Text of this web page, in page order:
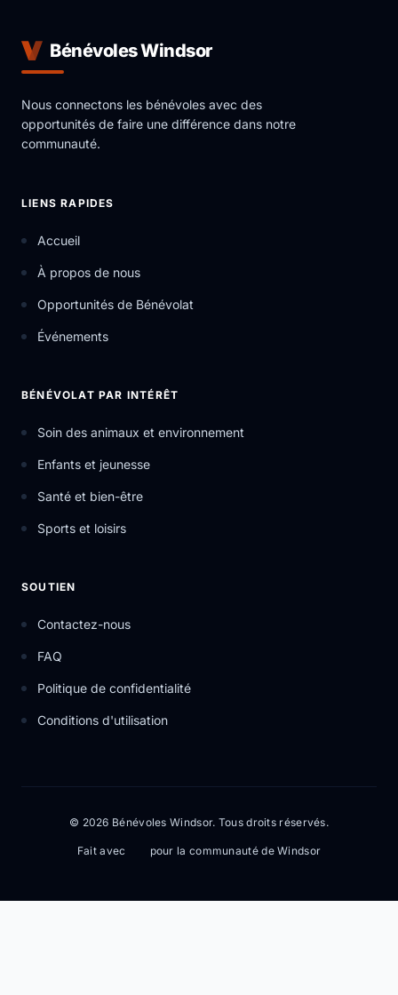
Bénévoles Windsor
Nous connectons les bénévoles avec des
opportunités de faire une différence dans notre
communauté.
LIENS RAPIDES
Accueil
À propos de nous
Opportunités de Bénévolat
Événements
BÉNÉVOLAT PAR INTÉRÊT
Soin des animaux et environnement
Enfants et jeunesse
Santé et bien-être
Sports et loisirs
SOUTIEN
Contactez-nous
FAQ
Politique de confidentialité
Conditions d'utilisation
© 2026 Bénévoles Windsor. Tous droits réservés.
Fait avec pour la communauté de Windsor